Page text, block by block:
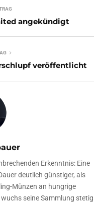
angekündigt
veröffentlicht
Erkenntnis: Eine
deutlich günstiger, als
Münzen an hungrige
seine Sammlung stetig